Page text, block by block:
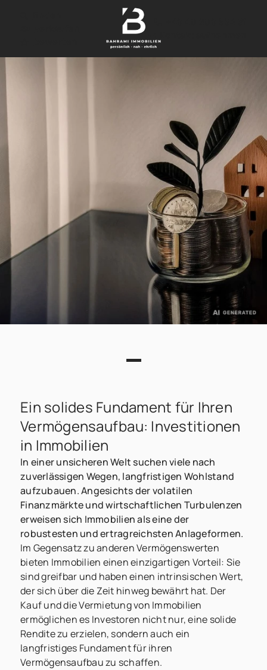
Ein solides Fundament für Ihren
Vermögensaufbau: Investitionen
in Immobilien
In einer unsicheren Welt suchen viele nach
zuverlässigen Wegen, langfristigen Wohlstand
aufzubauen. Angesichts der volatilen
Finanzmärkte und wirtschaftlichen Turbulenzen
erweisen sich Immobilien als eine der
robustesten und ertragreichsten Anlageformen.
Im Gegensatz zu anderen Vermögenswerten
bieten Immobilien einen einzigartigen Vorteil: Sie
sind greifbar und haben einen intrinsischen Wert,
der sich über die Zeit hinweg bewährt hat. Der
Kauf und die Vermietung von Immobilien
ermöglichen es Investoren nicht nur, eine solide
Rendite zu erzielen, sondern auch ein
langfristiges Fundament für ihren
Vermögensaufbau zu schaffen.